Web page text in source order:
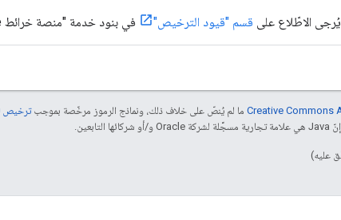
الاطّلاع على قسم "قيود الترخيص" في بنود خدمة "منصة خرائط Google".
ما لم يُنصّ على خلاف ذلك، ونماذج الرموز مرخّصة بموجبترخيص Apache 2.0‏
. إنّ Java هي علامة تجارية مسجَّلة لشركة Oracle و/أو شركائها التابعين.